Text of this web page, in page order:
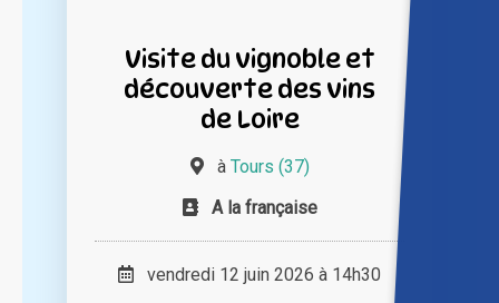
Visite du vignoble et
découverte des vins
de Loire
à Tours (37)
A la française
vendredi 12 juin 2026 à 14h30